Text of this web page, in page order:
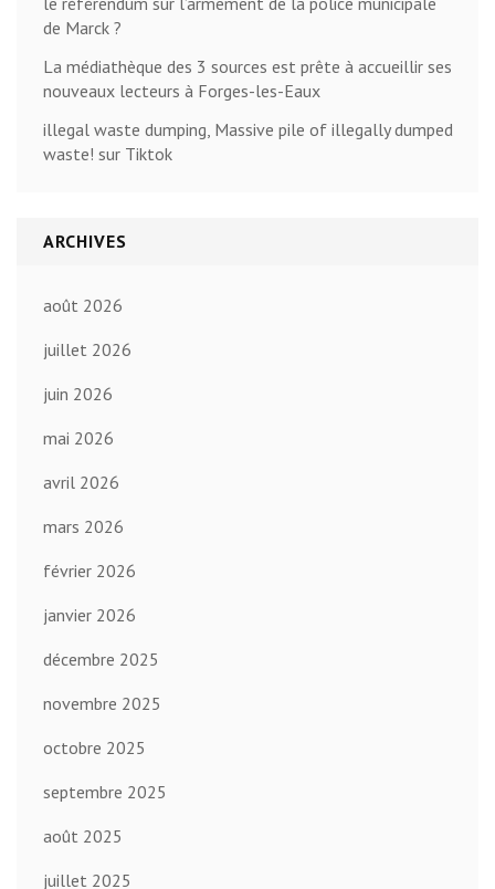
de Marck ?
La médiathèque des 3 sources est prête à accueillir ses
nouveaux lecteurs à Forges-les-Eaux
illegal waste dumping, Massive pile of illegally dumped
waste! sur Tiktok
ARCHIVES
août 2026
juillet 2026
juin 2026
mai 2026
avril 2026
mars 2026
février 2026
janvier 2026
décembre 2025
novembre 2025
octobre 2025
septembre 2025
août 2025
juillet 2025